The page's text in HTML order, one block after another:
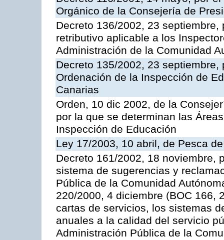
Orgánico de la Consejería de
Decreto 136/2002, 23
retributivo aplicable a los
Administración de la Comunidad
Decreto 135/2002, 23
Ordenación de la Inspección de
Canarias
Orden, 10 dic 2002, de la
por la que se determinan las
Inspección de Educación
Ley 17/2003, 10 abril, de Pesca
Decreto 161/2002, 18 noviembre,
sistema de sugerencias y
Pública de la Comunidad
220/2000, 4 diciembre (BOC 166,
cartas de servicios, los sistemas
anuales a la calidad del servicio
Administración Pública de la